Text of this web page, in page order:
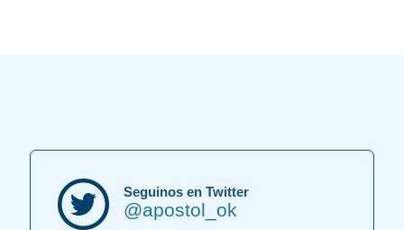
Seguinos en Twitter
@apostol_ok